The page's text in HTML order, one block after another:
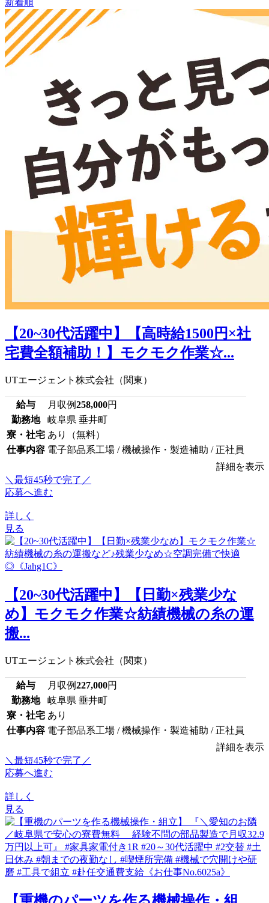
新着順
【20~30代活躍中】【高時給1500円×社
宅費全額補助！】モクモク作業☆...
UTエージェント株式会社（関東）
給与 月収例258,000円
勤務地
岐阜県 垂井町
寮・社宅 あり（無料）
仕事内容 電子部品系工場 / 機械操作・製造補助 / 正社員
詳細を表示
＼最短45秒で完了／
応募へ進む
詳しく
見る
【20~30代活躍中】【日勤×残業少な
め】モクモク作業☆紡績機械の糸の運
搬...
UTエージェント株式会社（関東）
給与 月収例227,000円
勤務地
岐阜県 垂井町
寮・社宅 あり
仕事内容 電子部品系工場 / 機械操作・製造補助 / 正社員
詳細を表示
＼最短45秒で完了／
応募へ進む
詳しく
見る